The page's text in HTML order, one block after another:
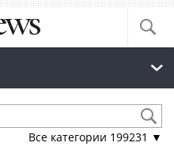
Все категории 199231 ▼